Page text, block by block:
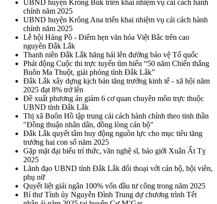
UBND huyện Krông Búk triển khai nhiệm vụ cải cách hành
chính năm 2025
UBND huyện Krông Ana triển khai nhiệm vụ cải cách hành
chính năm 2025
Lễ hội Hảng Pồ - Điểm hẹn văn hóa Việt Bắc trên cao
nguyên Đắk Lắk
Thanh niên Đắk Lắk hăng hái lên đường bảo vệ Tổ quốc
Phát động Cuộc thi trực tuyến tìm hiểu “50 năm Chiến thắng
Buôn Ma Thuột, giải phóng tỉnh Đắk Lắk”
Đắk Lắk xây dựng kịch bản tăng trưởng kinh tế - xã hội năm
2025 đạt 8% trở lên
Đề xuất phương án giảm 6 cơ quan chuyên môn trực thuộc
UBND tỉnh Đắk Lắk
Thị xã Buôn Hồ tập trung cải cách hành chính theo tinh thần
"Đồng thuận nhân dân, đồng lòng cán bộ"
Đắk Lắk quyết tâm huy động nguồn lực cho mục tiêu tăng
trưởng hai con số năm 2025
Gặp mặt đại biểu trí thức, văn nghệ sĩ, báo giới Xuân Ất Tỵ
2025
Lãnh đạo UBND tỉnh Đắk Lắk đối thoại với cán bộ, hội viên,
phụ nữ
Quyết liệt giải ngân 100% vốn đầu tư công trong năm 2025
Bí thư Tỉnh ủy Nguyễn Đình Trung dự chương trình Tết